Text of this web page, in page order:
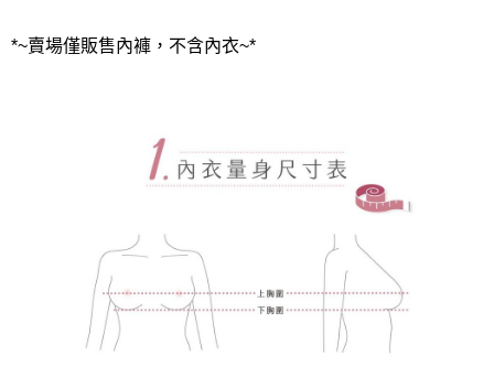
*~賣場僅販售內褲，不含內衣~*